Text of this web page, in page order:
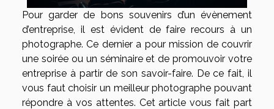
Pour garder de bons souvenirs d’un évènement
d’entreprise, il est évident de faire recours à un
photographe. Ce dernier a pour mission de couvrir
une soirée ou un séminaire et de promouvoir votre
entreprise à partir de son savoir-faire. De ce fait, il
vous faut choisir un meilleur photographe pouvant
répondre à vos attentes. Cet article vous fait part